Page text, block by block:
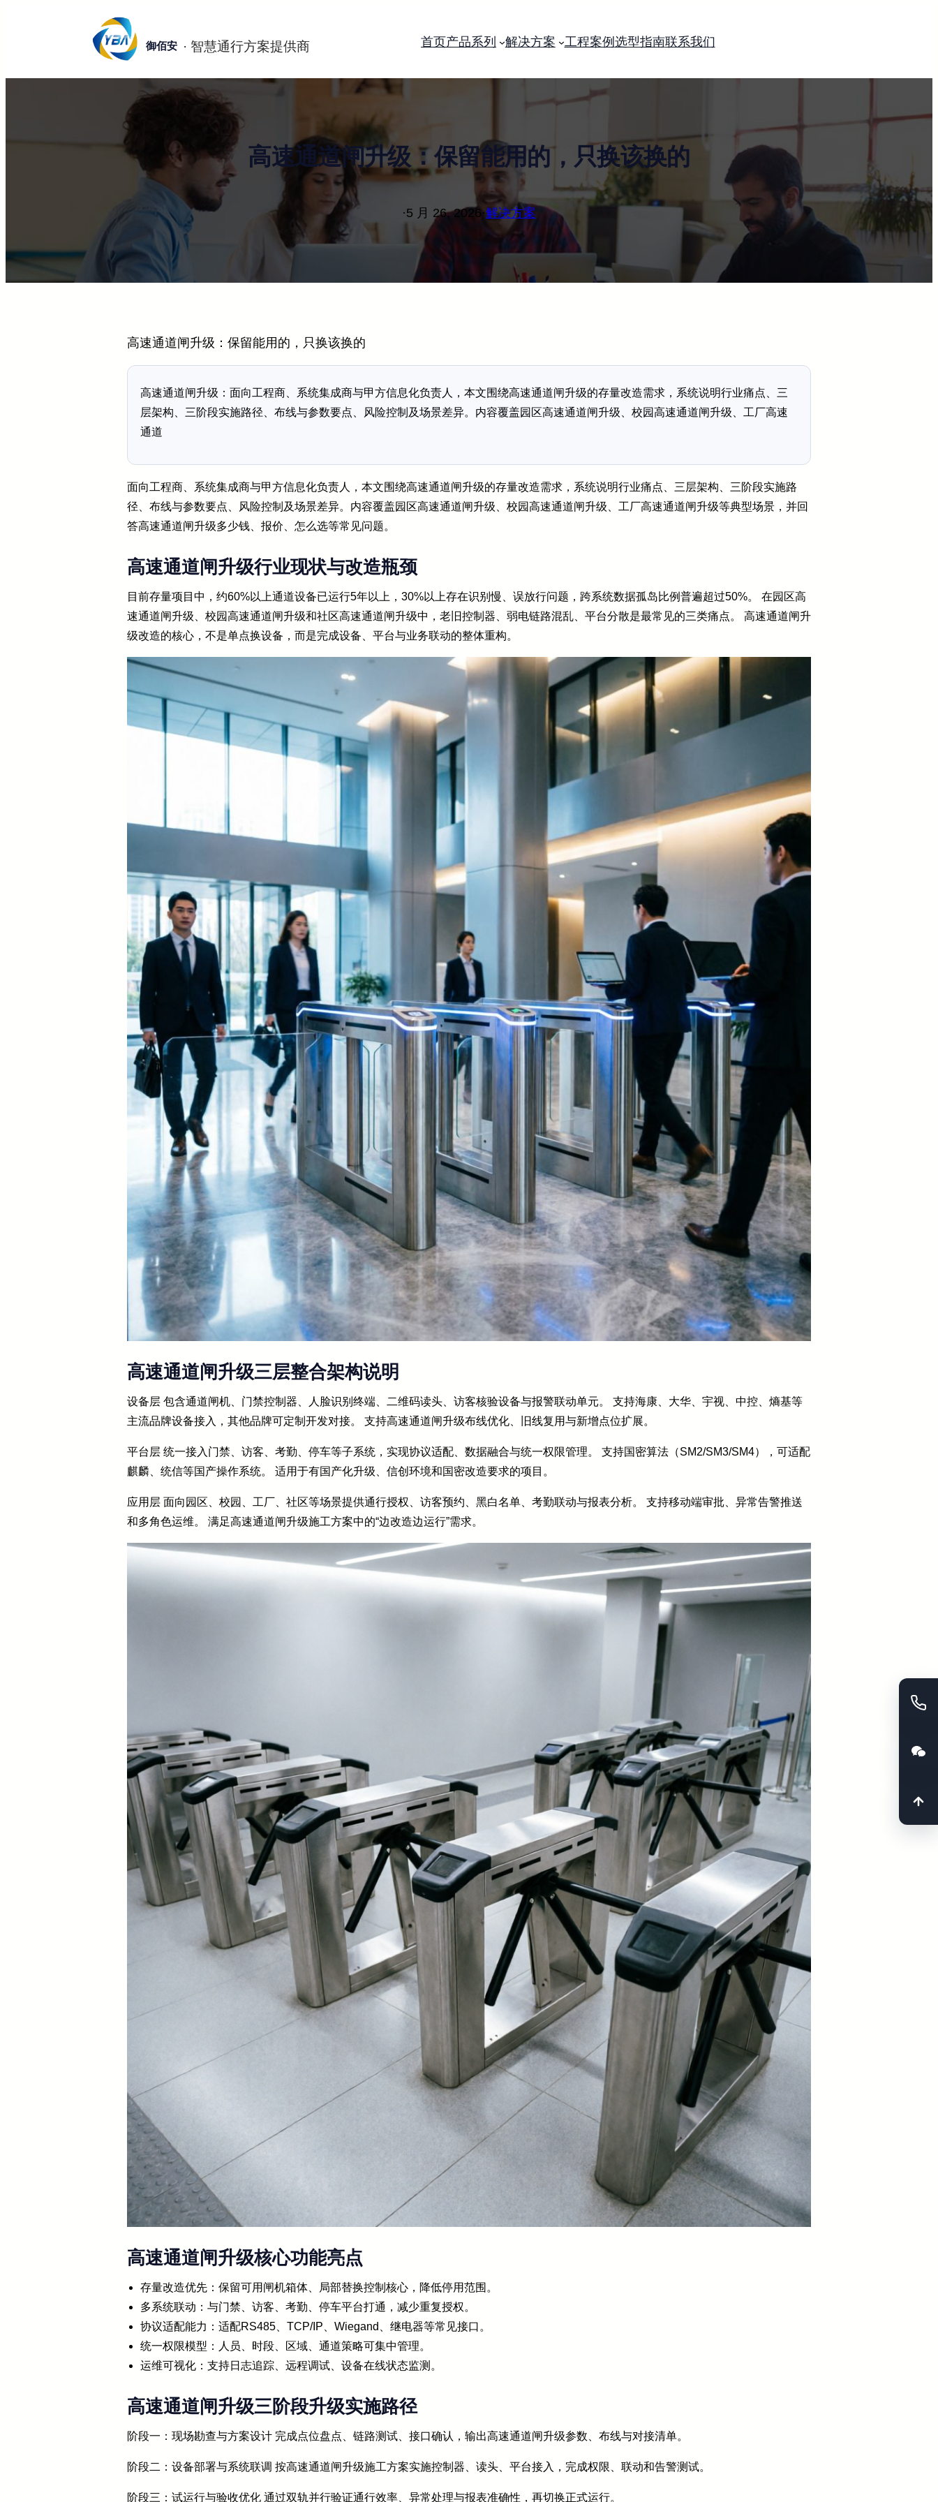
御佰安 首页产品系列 解决方案 工程案例 选型指南联系我们
高速通道闸升级：保留能用的，只换该换的
·5 月 26, 2026·解决方案
高速通道闸升级：保留能用的，只换该换的
高速通道闸升级：面向工程商、系统集成商与甲方信息化负责人，本文围绕高速通道闸升级的存量改造需求，系统说明行业痛点、三
层架构、三阶段实施路径、布线与参数要点、风险控制及场景差异。内容覆盖园区高速通道闸升级、校园高速通道闸升级、工厂高速
通道
面向工程商、系统集成商与甲方信息化负责人，本文围绕高速通道闸升级的存量改造需求，系统说明行业痛点、三层架构、三阶段实施路
径、布线与参数要点、风险控制及场景差异。内容覆盖园区高速通道闸升级、校园高速通道闸升级、工厂高速通道闸升级等典型场景，并回
答高速通道闸升级多少钱、报价、怎么选等常见问题。
高速通道闸升级行业现状与改造瓶颈
目前存量项目中，约60%以上通道设备已运行5年以上，30%以上存在识别慢、误放行问题，跨系统数据孤岛比例普遍超过50%。 在园区高
速通道闸升级、校园高速通道闸升级和社区高速通道闸升级中，老旧控制器、弱电链路混乱、平台分散是最常见的三类痛点。 高速通道闸升
级改造的核心，不是单点换设备，而是完成设备、平台与业务联动的整体重构。
高速通道闸升级三层整合架构说明
设备层 包含通道闸机、门禁控制器、人脸识别终端、二维码读头、访客核验设备与报警联动单元。 支持海康、大华、宇视、中控、熵基等
主流品牌设备接入，其他品牌可定制开发对接。 支持高速通道闸升级布线优化、旧线复用与新增点位扩展。
平台层 统一接入门禁、访客、考勤、停车等子系统，实现协议适配、数据融合与统一权限管理。 支持国密算法（SM2/SM3/SM4），可适配
麒麟、统信等国产操作系统。 适用于有国产化升级、信创环境和国密改造要求的项目。
应用层 面向园区、校园、工厂、社区等场景提供通行授权、访客预约、黑白名单、考勤联动与报表分析。 支持移动端审批、异常告警推送
和多角色运维。 满足高速通道闸升级施工方案中的“边改造边运行”需求。
高速通道闸升级核心功能亮点
存量改造优先：保留可用闸机箱体、局部替换控制核心，降低停用范围。
多系统联动：与门禁、访客、考勤、停车平台打通，减少重复授权。
协议适配能力：适配RS485、TCP/IP、Wiegand、继电器等常见接口。
统一权限模型：人员、时段、区域、通道策略可集中管理。
运维可视化：支持日志追踪、远程调试、设备在线状态监测。
高速通道闸升级三阶段升级实施路径
阶段一：现场勘查与方案设计 完成点位盘点、链路测试、接口确认，输出高速通道闸升级参数、布线与对接清单。
阶段二：设备部署与系统联调 按高速通道闸升级施工方案实施控制器、读头、平台接入，完成权限、联动和告警测试。
阶段三：试运行与验收优化 通过双轨并行验证通行效率、异常处理与报表准确性，再切换正式运行。